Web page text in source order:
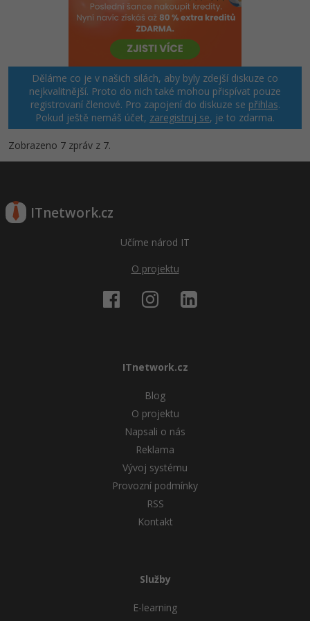
Děláme co je v našich silách, aby byly zdejší diskuze co
nejkvalitnější. Proto do nich také mohou přispívat pouze
registrovaní členové. Pro zapojení do diskuze se přihlas.
Pokud ještě nemáš účet, zaregistruj se, je to zdarma.
Zobrazeno 7 zpráv z 7.
ITnetwork.cz
Učíme národ IT
O projektu
ITnetwork.cz
Blog
O projektu
Napsali o nás
Reklama
Vývoj systému
Provozní podmínky
RSS
Kontakt
Služby
E-learning